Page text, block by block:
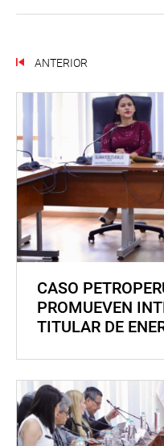
ANTERIOR
CASO
PROMUEVEN
TITULAR DE